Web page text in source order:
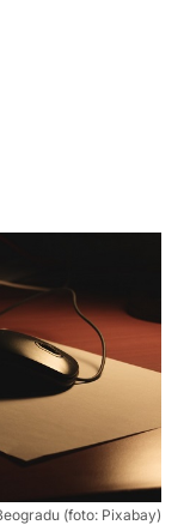
(foto: Pixabay)